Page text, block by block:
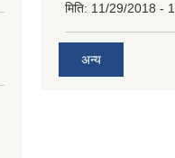
मिति: 11/29/2018 -
अन्य